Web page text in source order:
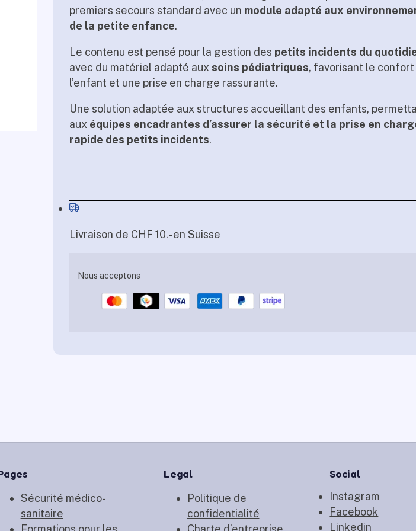
premiers secours standard avec un module adapté aux
de la petite enfance.
Le contenu est pensé pour la gestion des petits incidents du
avec du matériel adapté aux soins pédiatriques, favorisant le
l’enfant et une prise en charge rassurante.
Une solution adaptée aux structures accueillant des enfants,
aux équipes encadrantes d’assurer la sécurité et la prise en
rapide des petits incidents.
Livraison de CHF 10.- en Suisse
Nous acceptons
Sécurité médico-
sanitaire
Legal
Politique de
confidentialité
Social
Instagram
Facebook
Linkedin